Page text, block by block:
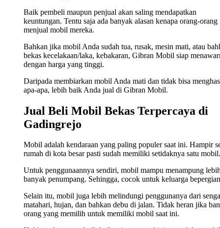
Baik pembeli maupun penjual akan saling mendapatkan
keuntungan. Tentu saja ada banyak alasan kenapa orang-orang
menjual mobil mereka.
Bahkan jika mobil Anda sudah tua, rusak, mesin mati, atau
bekas kecelakaan/laka, kebakaran, Gibran Mobil siap
dengan harga yang tinggi.
Daripada membiarkan mobil Anda mati dan tidak bisa
apa-apa, lebih baik Anda jual di Gibran Mobil.
Jual Beli Mobil Bekas Terpercaya di
Gadingrejo
Mobil adalah kendaraan yang paling populer saat ini. Hampir
rumah di kota besar pasti sudah memiliki setidaknya satu mobil.
Untuk penggunaannya sendiri, mobil mampu menampung
banyak penumpang. Sehingga, cocok untuk keluarga
Selain itu, mobil juga lebih melindungi penggunanya dari
matahari, hujan, dan bahkan debu di jalan. Tidak heran jika
orang yang memilih untuk memiliki mobil saat ini.